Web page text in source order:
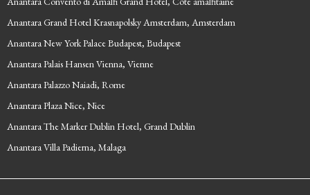
Anantara Grand Hotel Krasnapolsky Amsterdam, Amsterdam
Anantara New York Palace Budapest, Budapest
Anantara Palais Hansen Vienna, Vienne
Anantara Palazzo Naiadi, Rome
Anantara Plaza Nice, Nice
Anantara The Marker Dublin Hotel, Grand Dublin
Anantara Villa Padierna, Malaga